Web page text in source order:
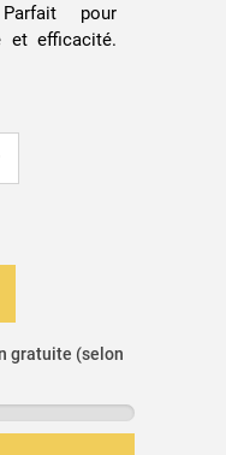
pour
et efficacité.
gratuite (selon